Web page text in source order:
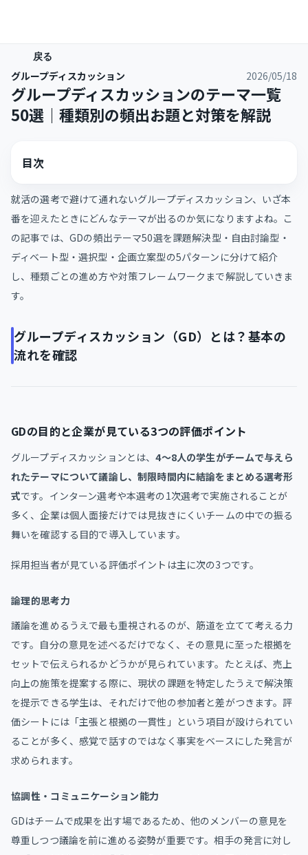
戻る
グループディスカッション 2026/05/18
グループディスカッションのテーマ一覧
50選｜種類別の頻出お題と対策を解説
目次
就活の選考で避けて通れないグループディスカッション、いざ本
番を迎えたときにどんなテーマが出るのか気になりますよね。こ
の記事では、GDの頻出テーマ50選を課題解決型・自由討論型・
ディベート型・選択型・企画立案型の5パターンに分けて紹介
し、種類ごとの進め方や対策フレームワークまで解説していきま
す。
グループディスカッション（GD）とは？基本の
流れを確認
GDの目的と企業が見ている3つの評価ポイント
グループディスカッションとは、4〜8人の学生がチームで与えら
れたテーマについて議論し、制限時間内に結論をまとめる選考形
式です。インターン選考や本選考の1次選考で実施されることが
多く、企業は個人面接だけでは見抜きにくいチームの中での振る
舞いを確認する目的で導入しています。
採用担当者が見ている評価ポイントは主に次の3つです。
論理的思考力
議論を進めるうえで最も重視されるのが、筋道を立てて考える力
です。自分の意見を述べるだけでなく、その意見に至った根拠を
セットで伝えられるかどうかが見られています。たとえば、売上
向上の施策を提案する際に、現状の課題を特定したうえで解決策
を提示できる学生は、それだけで他の参加者と差がつきます。評
価シートには「主張と根拠の一貫性」という項目が設けられてい
ることが多く、感覚で話すのではなく事実をベースにした発言が
求められます。
協調性・コミュニケーション能力
GDはチームで成果を出す場であるため、他のメンバーの意見を
尊重しつつ議論を前に進める姿勢が重要です。相手の発言に対し